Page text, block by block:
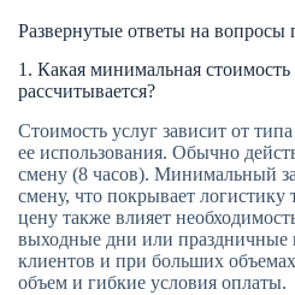
Развернутые ответы на вопросы
1. Какая минимальная стоимость
рассчитывается?
Стоимость услуг зависит от
ее использования. Обычно
смену (8 часов). Минимальный
смену, что покрывает логистику
цену также влияет
выходные дни или
клиентов и при больших
объем и гибкие условия оплаты.